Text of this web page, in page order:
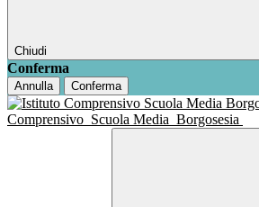
Chiudi
Conferma
Annulla Conferma
Comprensivo Scuola Media Borgosesia